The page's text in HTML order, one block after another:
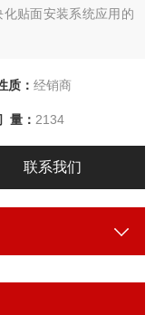
贴面安装系统应用的
质： 经销商
量： 2134
联系我们